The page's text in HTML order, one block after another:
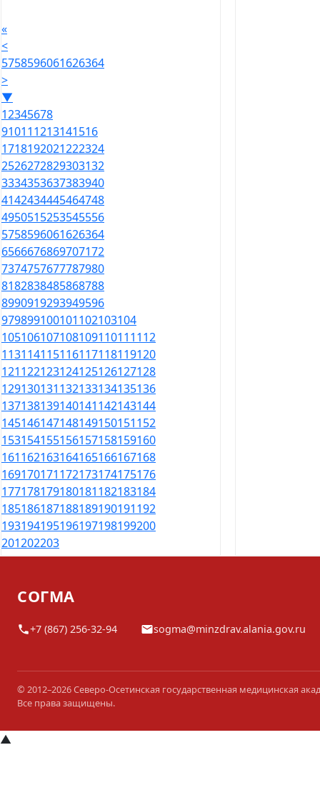
«
<
5758596061626364
>
▼
12345678
910111213141516
1718192021222324
2526272829303132
3334353637383940
4142434445464748
4950515253545556
5758596061626364
6566676869707172
7374757677787980
8182838485868788
8990919293949596
979899100101102103104
105106107108109110111112
113114115116117118119120
121122123124125126127128
129130131132133134135136
137138139140141142143144
145146147148149150151152
153154155156157158159160
161162163164165166167168
169170171172173174175176
177178179180181182183184
185186187188189190191192
193194195196197198199200
201202203
СОГМА
+7 (867) 256-32-94 sogma@minzdrav.alania.gov.ru
© 2012–2026 Северо-Осетинская государственная медицинская
Все права защищены.
▲